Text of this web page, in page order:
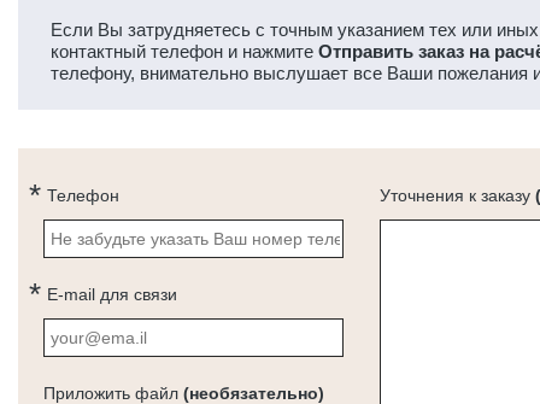
Если Вы затрудняетесь с точным указанием тех или
контактный телефон и нажмите Отправить заказ на
телефону, внимательно выслушает все Ваши пожелания
Телефон
E-mail для связи
Приложить файл (необязательно)
Уточнения к заказу